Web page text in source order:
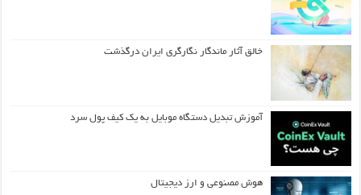
خالق آثار ماندگار نگارگری ایران درگذشت
آموزش تبدیل دستگاه موبایل به یک کیف‌ پول سرد
هوش مصنوعی و ارز دیجیتال